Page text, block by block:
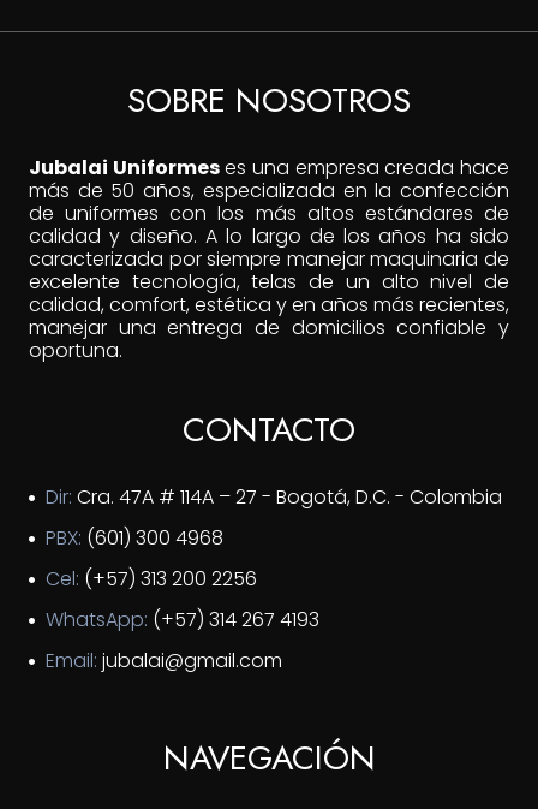
SOBRE NOSOTROS
Jubalai Uniformeses una empresa creada hace
más de 50 años, especializada en la confección
de uniformes con los más altos estándares de
calidad y diseño. A lo largo de los años ha sido
caracterizada por siempre manejar maquinaria de
excelente tecnología, telas de un alto nivel de
calidad, comfort, estética y en años más recientes,
manejar una entrega de domicilios confiable y
oportuna.
CONTACTO
Dir: Cra. 47A # 114A – 27 - Bogotá, D.C. - Colombia
PBX: (601) 300 4968
Cel: (+57) 313 200 2256
WhatsApp: (+57) 314 267 4193
Email: jubalai@gmail.com
NAVEGACIÓN